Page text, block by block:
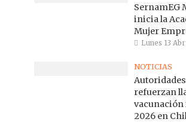
SernamEG
inicia la
Mujer
Lunes 13
NOTICIAS
refuerzan
2026 en